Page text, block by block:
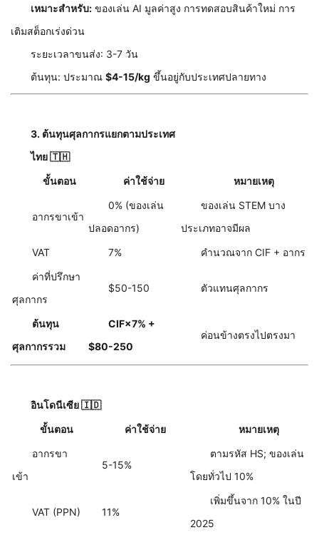
เหมาะสำหรับ: ของเล่น AI มูลค่าสูง การทดสอบสินค้าใหม่ การ
เติมสต็อกเร่งด่วน
ระยะเวลาขนส่ง: 3-7 วัน
ต้นทุน: ประมาณ $4-15/kg ขึ้นอยู่กับประเทศปลายทาง
3. ต้นทุนศุลกากรแยกตามประเทศ
ไทย 🇹🇭
ขั้นตอน
ค่าใช้จ่าย หมายเหตุ
อากรขาเข้า
0% (ของเล่น
ปลอดอากร)
ของเล่น STEM บาง
ประเภทอาจมีผล
VAT
7%
คำนวณจาก CIF + อากร
ค่าที่ปรึกษา
ศุลกากร
$50-150 ตัวแทนศุลกากร
ต้นทุน
ศุลกากรรวม
CIF×7% +
$80-250
ค่อนข้างตรงไปตรงมา
อินโดนีเซีย 🇮🇩
ขั้นตอน
ค่าใช้จ่าย
หมายเหตุ
อากรขา
เข้า
5-15%
ตามรหัส HS; ของเล่น
โดยทั่วไป 10%
VAT (PPN) 11%
เพิ่มขึ้นจาก 10% ในปี
2025